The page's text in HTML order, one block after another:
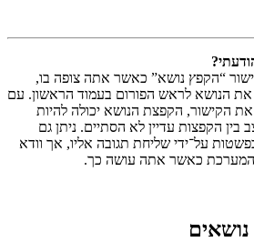
“הקפץ נושא” כאשר אתה צופה בו,
את הנושא לראש הפורום בעמוד הראשון. עם
הקישור, הקפצת הנושא יכולה להיות
בין הקפצות עדיין לא הסתיים. ניתן גם
על־ידי שליחת תגובה אליו, אך וודא
המערכת כאשר אתה עושה כך.
נושאים